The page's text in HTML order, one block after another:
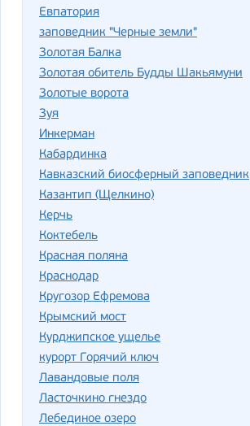
Евпатория
заповедник "Черные земли"
Золотая Балка
Золотая обитель Будды Шакьямуни
Золотые ворота
Зуя
Инкерман
Кабардинка
Кавказский биосферный заповедник
Казантип (Щелкино)
Керчь
Коктебель
Красная поляна
Краснодар
Кругозор Ефремова
Крымский мост
Курджипское ущелье
курорт Горячий ключ
Лавандовые поля
Ласточкино гнездо
Лебединое озеро